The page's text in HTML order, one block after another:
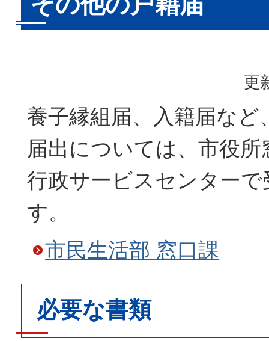
更
養子縁組届、入籍届など
届出については、市役所
行政サービスセンター
す。
市民生活部 窓口課
必要な書類